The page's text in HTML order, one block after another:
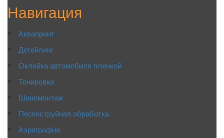
Навигация
Аквапринт
Детейлинг
Оклейка автомобиля пленкой
Тонировка
Шиномонтаж
Пескоструйная обработка
Аэрография